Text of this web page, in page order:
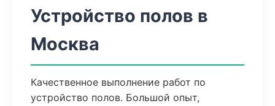
Устройство полов в
Москва
Качественное выполнение работ по
устройство полов. Большой опыт,